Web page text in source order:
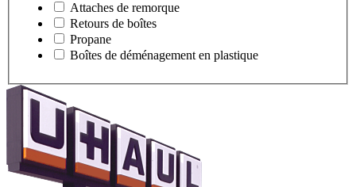
Attaches de remorque
Retours de boîtes
Propane
Boîtes de déménagement en plastique